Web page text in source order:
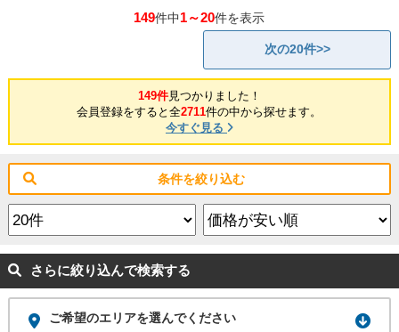
149件中1～20件を表示
次の20件>>
149件見つかりました！
会員登録をすると全2711件の中から探せます。
今すぐ見る
条件を絞り込む
さらに絞り込んで検索する
ご希望のエリアを選んでください